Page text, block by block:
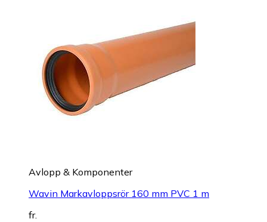
Avlopp & Komponenter
Wavin Markavloppsrör 160 mm PVC 1 m
fr.